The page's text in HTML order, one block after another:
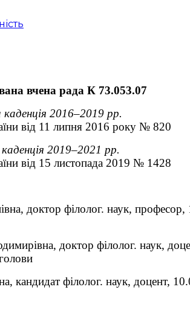
вчена рада К 73.053.07
2016–2019 рр.
від 11 липня 2016 року № 820
2019–2021 рр.
від 15 листопада 2019 № 1428
доктор філолог. наук,
доктор філолог. наук,
кандидат філолог. наук, доцент,